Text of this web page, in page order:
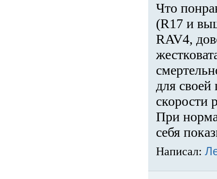
Что
(R17 и
RAV4,
для
скорости
При
себя
Написал: